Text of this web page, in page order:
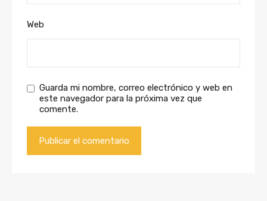
Web
Guarda mi nombre, correo electrónico y web en
este navegador para la próxima vez que
comente.